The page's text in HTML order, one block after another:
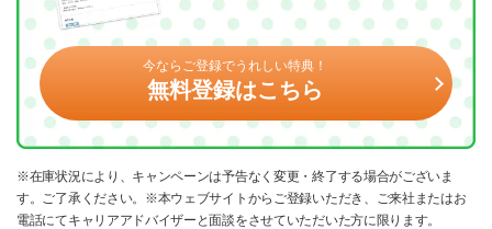
今ならご登録でうれしい特典！
無料登録はこちら
※在庫状況により、キャンペーンは予告なく変更・終了する場合がございま
す。ご了承ください。※本ウェブサイトからご登録いただき、ご来社またはお
電話にてキャリアアドバイザーと面談をさせていただいた方に限ります。